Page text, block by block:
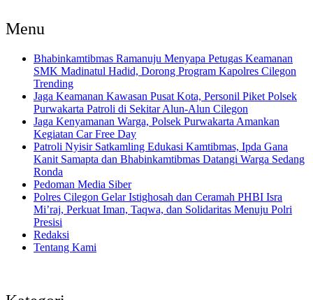
Menu
Bhabinkamtibmas Ramanuju Menyapa Petugas Keamanan
SMK Madinatul Hadid, Dorong Program Kapolres Cilegon
Trending
Jaga Keamanan Kawasan Pusat Kota, Personil Piket Polsek
Purwakarta Patroli di Sekitar Alun-Alun Cilegon
Jaga Kenyamanan Warga, Polsek Purwakarta Amankan
Kegiatan Car Free Day
Patroli Nyisir Satkamling Edukasi Kamtibmas, Ipda Gana
Kanit Samapta dan Bhabinkamtibmas Datangi Warga Sedang
Ronda
Pedoman Media Siber
Polres Cilegon Gelar Istighosah dan Ceramah PHBI Isra
Mi’raj, Perkuat Iman, Taqwa, dan Solidaritas Menuju Polri
Presisi
Redaksi
Tentang Kami